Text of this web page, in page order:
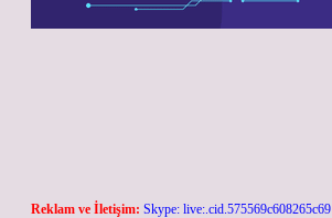
Reklam ve İletişim: Skype: live:.cid.575569c608265c69